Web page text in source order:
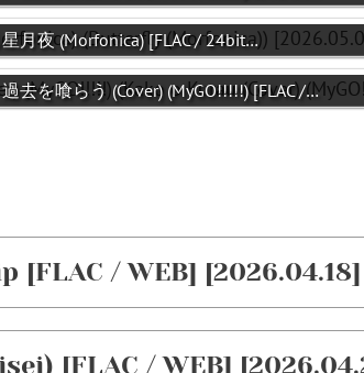
月夜 (Morfonica) [FLAC / 24bit…
去を喰らう (Cover) (MyGO!!!!!) [FLAC /…
[FLAC / WEB] [2026.04.18]
[FLAC / WEB]